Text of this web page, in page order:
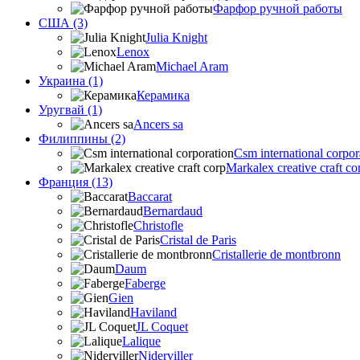
Фарфор ручной работы
США (3)
Julia Knight
Lenox
Michael Aram
Украина (1)
Керамика
Уругвай (1)
Ancers sa
Филиппины (2)
Csm international
Markalex creative craft
Франция (13)
Baccarat
Bernardaud
Christofle
Cristal de Paris
Cristallerie de montbronn
Daum
Faberge
Gien
Haviland
JL Coquet
Lalique
Niderviller